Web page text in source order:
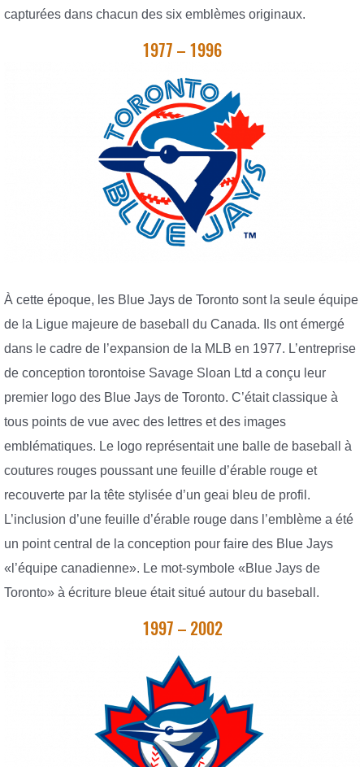
capturées dans chacun des six emblèmes originaux.
1977 – 1996
À cette époque, les Blue Jays de Toronto sont la seule équipe
de la Ligue majeure de baseball du Canada. Ils ont émergé
dans le cadre de l’expansion de la MLB en 1977. L’entreprise
de conception torontoise Savage Sloan Ltd a conçu leur
premier logo des Blue Jays de Toronto. C’était classique à
tous points de vue avec des lettres et des images
emblématiques. Le logo représentait une balle de baseball à
coutures rouges poussant une feuille d’érable rouge et
recouverte par la tête stylisée d’un geai bleu de profil.
L’inclusion d’une feuille d’érable rouge dans l’emblème a été
un point central de la conception pour faire des Blue Jays
«l’équipe canadienne». Le mot-symbole «Blue Jays de
Toronto» à écriture bleue était situé autour du baseball.
1997 – 2002